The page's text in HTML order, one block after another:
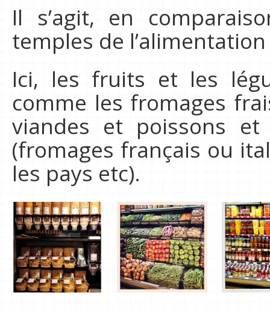
Il s’agit, en
temples de
Ici, les fruits et les
comme les fromages
viandes et poissons et
(fromages français ou
les pays etc).